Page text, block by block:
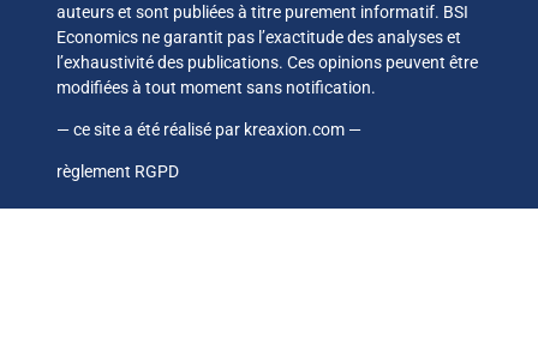
auteurs et sont publiées à titre purement informatif. BSI
Economics ne garantit pas l’exactitude des analyses et
l’exhaustivité des publications. Ces opinions peuvent être
modifiées à tout moment sans notification.
— ce site a été réalisé par kreaxion.com —
règlement RGPD